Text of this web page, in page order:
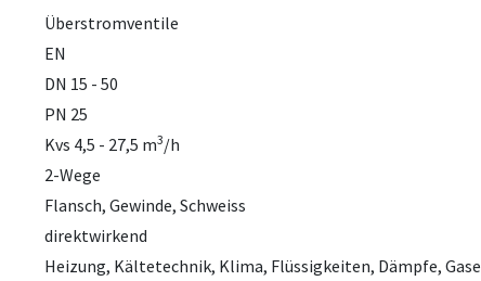
Überstromventile
EN
DN 15 - 50
PN 25
Kvs 4,5 - 27,5 m3/h
2-Wege
Flansch, Gewinde, Schweiss
direktwirkend
Heizung, Kältetechnik, Klima, Flüssigkeiten, Dämpfe, Gase